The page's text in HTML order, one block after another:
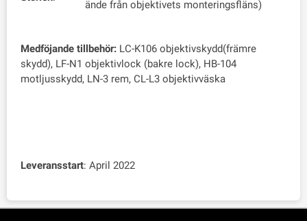
ände från objektivets monteringsfläns)
Medföjande tillbehör: LC-K106 objektivskydd(främre
skydd), LF-N1 objektivlock (bakre lock), HB-104
motljusskydd, LN-3 rem, CL-L3 objektivväska
Leveransstart: April 2022